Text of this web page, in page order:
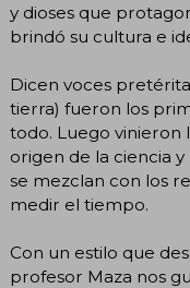
y dioses que
brindó su cultura e
Dicen voces
tierra) fueron los
todo. Luego vinieron
origen de la ciencia
se mezclan con los
medir el tiempo.
Con un estilo que
profesor Maza nos